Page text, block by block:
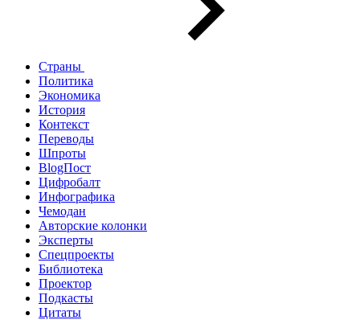
Страны
Политика
Экономика
История
Контекст
Переводы
Шпроты
BlogПост
Цифробалт
Инфографика
Чемодан
Авторские колонки
Эксперты
Спецпроекты
Библиотека
Проектор
Подкасты
Цитаты